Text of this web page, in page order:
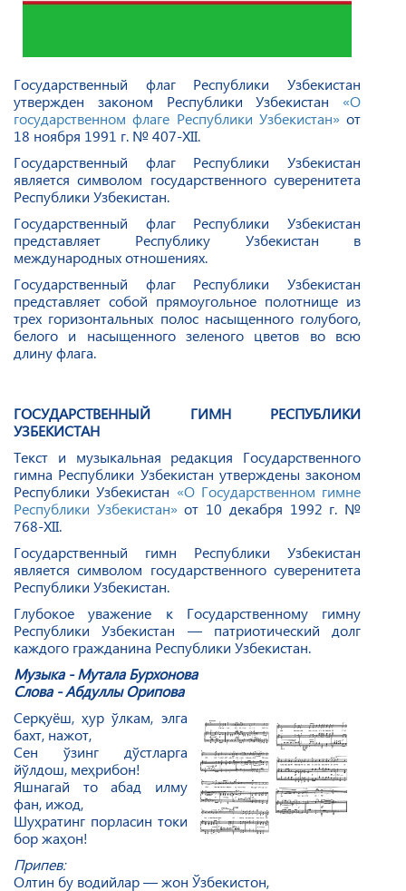
Государственный флаг Республики Узбекистан
утвержден законом Республики Узбекистан «О
государственном флаге Республики Узбекистан»от
18 ноября 1991 г. № 407-XII.
Государственный флаг Республики Узбекистан
является символом государственного суверенитета
Республики Узбекистан.
Государственный флаг Республики Узбекистан
представляет Республику Узбекистан в
международных отношениях.
Государственный флаг Республики Узбекистан
представляет собой прямоугольное полотнище из
трех горизонтальных полос насыщенного голубого,
белого и насыщенного зеленого цветов во всю
длину флага.
ГОСУДАРСТВЕННЫЙ ГИМН РЕСПУБЛИКИ
УЗБЕКИСТАН
Текст и музыкальная редакция Государственного
гимна Республики Узбекистан утверждены законом
Республики Узбекистан «О Государственном гимне
Республики Узбекистан»от 10 декабря 1992 г. №
768-ХII.
Государственный гимн Республики Узбекистан
является символом государственного суверенитета
Республики Узбекистан.
Глубокое уважение к Государственному гимну
Республики Узбекистан — патриотический долг
каждого гражданина Республики Узбекистан.
Музыка - Мутала Бурхонова
Слова - Абдуллы Орипова
Серқуёш, ҳур ўлкам, элга
бахт, нажот,
Сен ўзинг дўстларга
йўлдош, меҳрибон!
Яшнагай то абад илму
фан, ижод,
Шуҳратинг порласин токи
бор жаҳон!
Припев:
Олтин бу водийлар — жон Ўзбекистон,